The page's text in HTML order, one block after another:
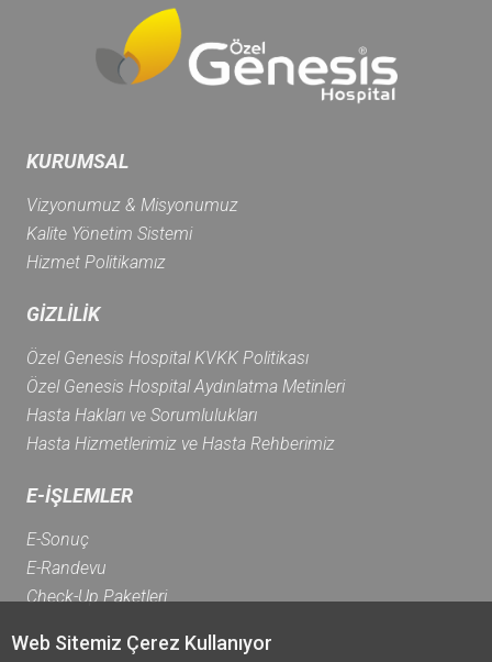
Web Sitemiz Çerez Kullanıyor
KURUMSAL
Vizyonumuz & Misyonumuz
Kalite Yönetim Sistemi
Hizmet Politikamız
GİZLİLİK
Özel Genesis Hospital KVKK Politikası
Özel Genesis Hospital Aydınlatma Metinleri
Hasta Hakları ve Sorumlulukları
Hasta Hizmetlerimiz ve Hasta Rehberimiz
E-İŞLEMLER
E-Sonuç
E-Randevu
Check-Up Paketleri